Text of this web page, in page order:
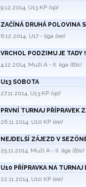
9.12.2014, U13 KP (vp)
ZAČÍNÁ DRUHÁ POLOVINA
6.12.2014, U17 - liga (ee)
VRCHOL PODZIMU JE TADY !
4.12.2014, Muži A - II. liga (tbs)
U13 SOBOTA
27.11.2014, U13 KP (vp)
PRVNÍ TURNAJ PŘÍPRAVEK
26.11.2014, U10 KP (ee)
NEJDELŠÍ ZÁJEZD V
25.11.2014, Muži A - II. liga (tbs)
U10 PŘÍPRAVKA NA TURNAJ
22.11.2014, U10 KP (ee)